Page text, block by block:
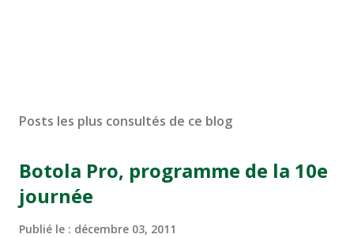
Posts les plus consultés de ce blog
Botola Pro, programme de la 10e
journée
Publié le : décembre 03, 2011